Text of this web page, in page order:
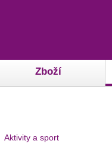
Zboží
Aktivity a sport